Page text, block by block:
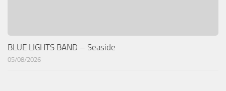
BLUE LIGHTS BAND – Seaside
05/08/2026